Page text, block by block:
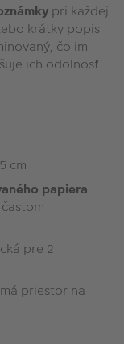
pri každej
krátky popis
čo im
ich odolnosť
cm
papiera
pre 2
priestor na